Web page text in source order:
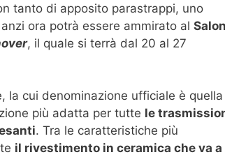
tanto di apposito parastrappi, uno
ora potrà essere ammirato al
, il quale si terrà dal 20 al 27
la cui denominazione ufficiale è
più adatta per tutte le
. Tra le caratteristiche più
il rivestimento in ceramica che va a